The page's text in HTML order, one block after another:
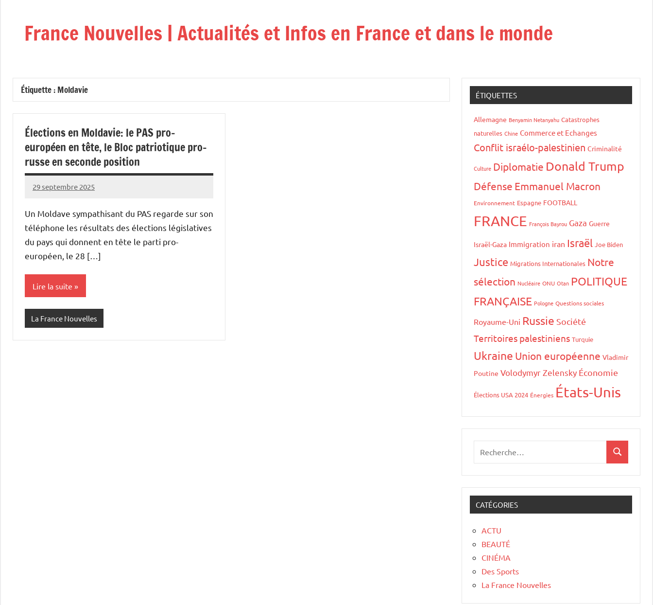
contenuFrance Nouvelles | Actualités et Infos en France et dans le monde
Étiquette : Moldavie
Élections en Moldavie: le PAS pro-
européen en tête, le Bloc patriotique pro-
russe en seconde position
29 septembre 2025
Admins
Un Moldave sympathisant du PAS regarde sur son
téléphone les résultats des élections législatives
du pays qui donnent en tête le parti pro-
européen, le 28 […]
Lire la suite
La France Nouvelles
ÉTIQUETTES
Allemagne Benyamin Netanyahu Catastrophes
naturelles Chine Commerce et Echanges
Conflit israélo-palestinien Criminalité
Culture Diplomatie Donald Trump
Défense Emmanuel Macron
Environnement Espagne FOOTBALL
FRANCE François Bayrou Gaza Guerre
Israël-Gaza Immigration iran Israël Joe Biden
Justice Migrations Internationales Notre
sélection Nucléaire ONU Otan POLITIQUE
FRANÇAISE Pologne Questions sociales
Royaume-Uni Russie Société
Territoires palestiniens Turquie
Ukraine Union européenne Vladimir
Poutine Volodymyr Zelensky Économie
Élections USA 2024 Énergies États-Unis
CATÉGORIES
ACTU
BEAUTÉ
CINÉMA
Des Sports
La France Nouvelles